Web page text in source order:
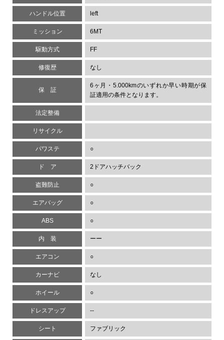
ハンドル位置 left
ミッション 6MT
駆動方式 FF
修復歴 なし
保 証
6ヶ月・5.000kmのいずれか早い時期が保
証適用の条件となります。
法定整備
リサイクル
パワステ ○
ド ア 2ドアハッチバック
盗難防止 ○
エアバッグ ○
ABS ○
内 装 ーー
エアコン ○
カーナビ なし
ホイール ○
ドレスアップ --
シート ファブリック